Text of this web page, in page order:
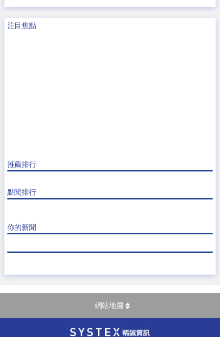
注目焦點
推薦排行
點閱排行
你的新聞
網站地圖